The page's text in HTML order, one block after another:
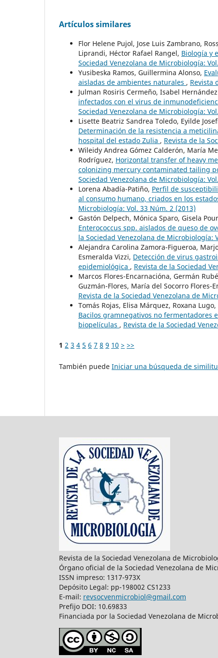
Artículos similares
Flor Helene Pujol, Jose Luis Zambrano,
Liprandi, Héctor Rafael Rangel, Biología y
Sociedad Venezolana de Microbiología:
Yusibeska Ramos, Guillermina Alonso,
aisladas de ambientes naturales , Revista
Julman Rosiris Cermeño, Isabel
infectados con el virus de
Sociedad Venezolana de Microbiología:
Lisette Beatriz Sandrea Toledo, Eyilde
Determinación de la resistencia a
hospital del estado Zulia , Revista de la
Wileidy Andrea Gómez Calderón, María
Rodríguez, Horizontal transfer of heavy
colonizing mercury contaminated tailing
Sociedad Venezolana de Microbiología:
Lorena Abadía-Patiño, Perfil de
al consumo humano, criados en los
Microbiología: Vol. 33 Núm. 2 (2013)
Gastón Delpech, Mónica Sparo, Gisela
Enterococcus spp. aislados de queso de
la Sociedad Venezolana de Microbiología:
Alejandra Carolina Zamora-Figueroa,
Esmeralda Vizzi, Detección de virus
epidemiológica , Revista de la Sociedad
Marcos Flores-Encarnacióna, Germán
Guzmán-Flores, María del Socorro Flores-
Revista de la Sociedad Venezolana de
Tomás Rojas, Elisa Márquez, Roxana
Bacilos gramnegativos no
biopelículas , Revista de la Sociedad
1 2 3 4 5 6 7 8 9 10 > >>
También puede Iniciar una búsqueda de
Revista de la Sociedad Venezolana de
Órgano oficial de la Sociedad Venezolana de
ISSN impreso: 1317-973X
Depósito Legal: pp-198002 CS1233
E-mail: revsocvenmicrobiol@gmail.com
Prefijo DOI: 10.69833
Financiada por la Sociedad Venezolana de